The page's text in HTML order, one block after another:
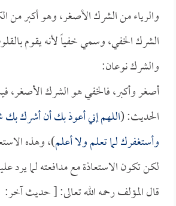
والرياء من الشرك الأصغر، وهو أكبر من
الشرك الخفي، وسمي خفياً لأنه يقوم
والشرك نوعان:
أصغر وأكبر، فالخفي هو الشرك الأصغر،
الحديث: (اللهم إني أعوذ بك أن أشرك بك
وأستغفرك لما تعلم ولا أعلم)، وهذه
لكن تكون الاستعاذة مع مدافعته لما يرد
قال المؤلف رحمه الله تعالى: [ حديث آخر: